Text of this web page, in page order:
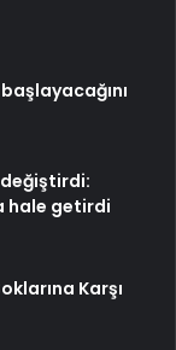
değiştirdi:
hale getirdi
Karşı